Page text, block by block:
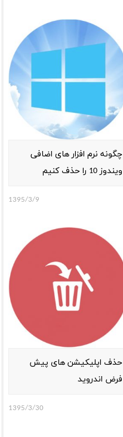
چگونه نرم افزار های اضافی
ویندوز 10 را حذف کنیم
1395/3/9
حذف اپلیکیشن های پیش
فرض اندروید
1395/3/30